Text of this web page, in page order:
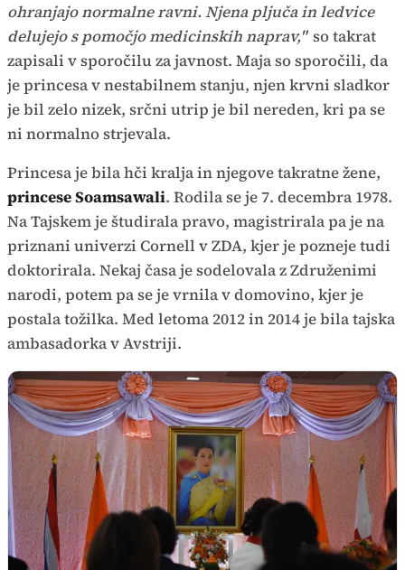
ohranjajo normalne ravni. Njena pljuča in ledvice
delujejo s pomočjo medicinskih naprav," so takrat
zapisali v sporočilu za javnost. Maja so sporočili, da
je princesa v nestabilnem stanju, njen krvni sladkor
je bil zelo nizek, srčni utrip je bil nereden, kri pa se
ni normalno strjevala.
Princesa je bila hči kralja in njegove takratne žene,
princese Soamsawali. Rodila se je 7. decembra 1978.
Na Tajskem je študirala pravo, magistrirala pa je na
priznani univerzi Cornell v ZDA, kjer je pozneje tudi
doktorirala. Nekaj časa je sodelovala z Združenimi
narodi, potem pa se je vrnila v domovino, kjer je
postala tožilka. Med letoma 2012 in 2014 je bila tajska
ambasadorka v Avstriji.